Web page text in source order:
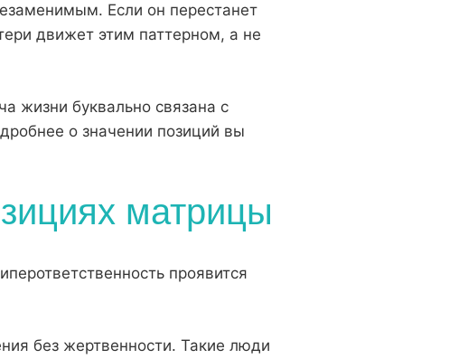
Если он перестанет
движет этим паттерном, а не
жизни буквально связана с
о значении позиций вы
матрицы
проявится
без жертвенности. Такие люди